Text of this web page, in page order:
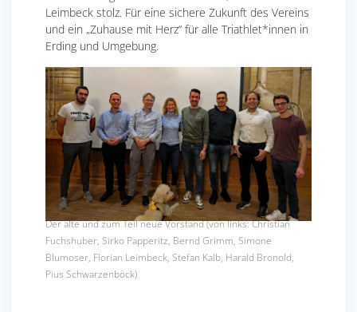
Leimbeck stolz. Für eine sichere Zukunft des Vereins
und ein „Zuhause mit Herz“ für alle Triathlet*innen in
Erding und Umgebung.
Der alte und zum Teil neue Vorstand (von links: Christian
Fuchshuber, Sirko Papperitz, Bernd Grimm, Simone
Blumoser, Florian Leimbeck, Stefan Kalb, Harald Bronold,
Pius Schwarzenböck)